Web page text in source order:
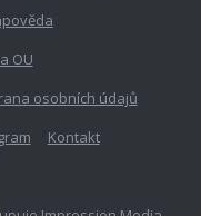
OU
osobních údajů
Kontakt